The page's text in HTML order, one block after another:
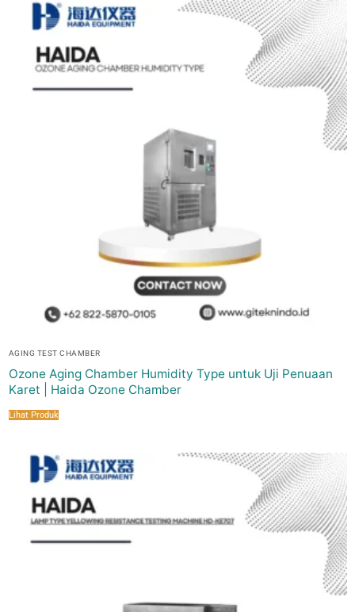
AGING TEST CHAMBER
Ozone Aging Chamber Humidity Type untuk Uji Penuaan
Karet | Haida Ozone Chamber
Lihat Produk